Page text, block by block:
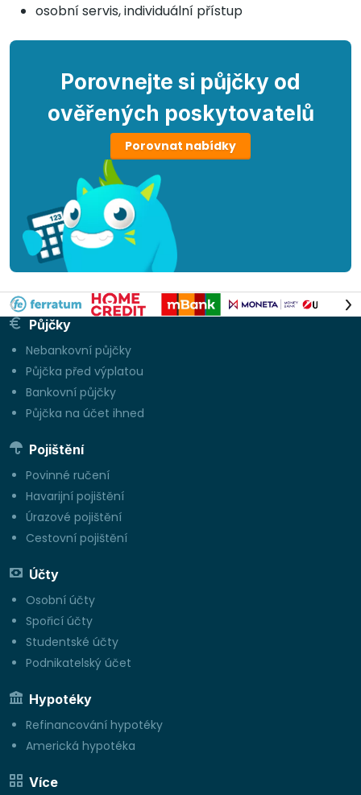
osobní servis, individuální přístup
Porovnejte si půjčky od
ověřených poskytovatelů
Porovnat nabídky
Půjčky
Nebankovní půjčky
Půjčka před výplatou
Bankovní půjčky
Půjčka na účet ihned
Pojištění
Povinné ručení
Havarijní pojištění
Úrazové pojištění
Cestovní pojištění
Účty
Osobní účty
Spořicí účty
Studentské účty
Podnikatelský účet
Hypotéky
Refinancování hypotéky
Americká hypotéka
Více